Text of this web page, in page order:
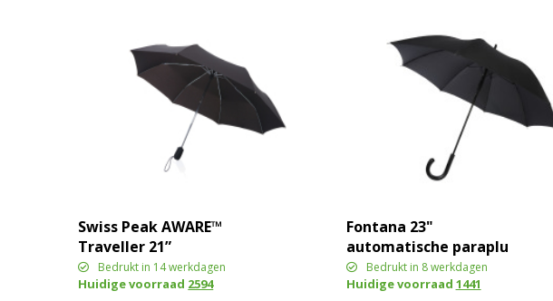
Swiss Peak AWARE™
Traveller 21”
automatische paraplu
Bedrukt in 14 werkdagen
Huidige voorraad 2594
Fontana 23"
automatische paraplu
met carbon look en
gebogen handvat
Bedrukt in 8 werkdagen
Huidige voorraad 1441